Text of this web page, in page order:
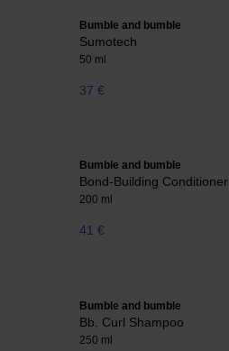
Bumble and bumble
Sumotech
50 ml
37 €
Bumble and bumble
Bond-Building Conditioner
200 ml
41 €
Bumble and bumble
Bb. Curl Shampoo
250 ml